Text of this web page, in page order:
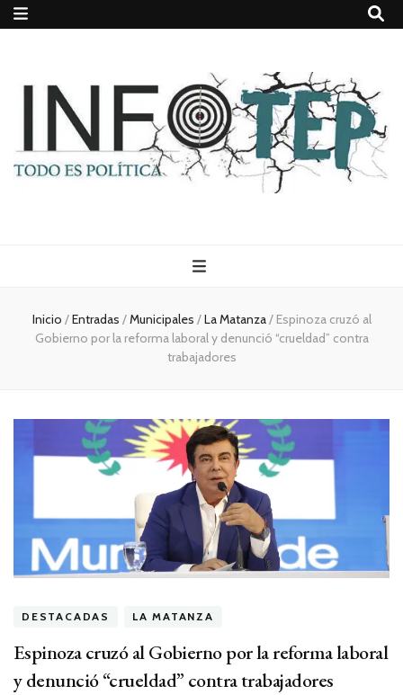
Todo es
(rosca)
política
Inicio /Entradas /Municipales /La Matanza/ Espinoza cruzó al
Gobierno por la reforma laboral y denunció “crueldad” contra
trabajadores
DESTACADAS LA MATANZA
Espinoza cruzó al Gobierno por la reforma laboral
y denunció “crueldad” contra trabajadores